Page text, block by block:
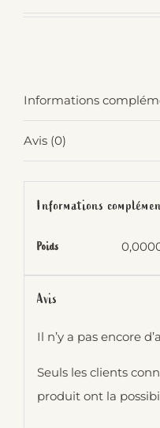
Informations
Avis (0)
Informations
Poids
Avis
Il n’y a pas encore
Seuls les clients
produit ont la